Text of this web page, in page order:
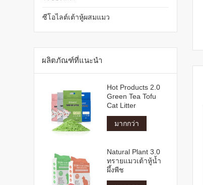
ซีโอไลต์เต้าหู้ผสมแมว
ผลิตภัณฑ์ที่แนะนำ
Hot Products 2.0
Green Tea Tofu
Cat Litter
มากกว่า
Natural Plant 3.0
ทรายแมวเต้าหู้น้ำ
ผึ้งพีช